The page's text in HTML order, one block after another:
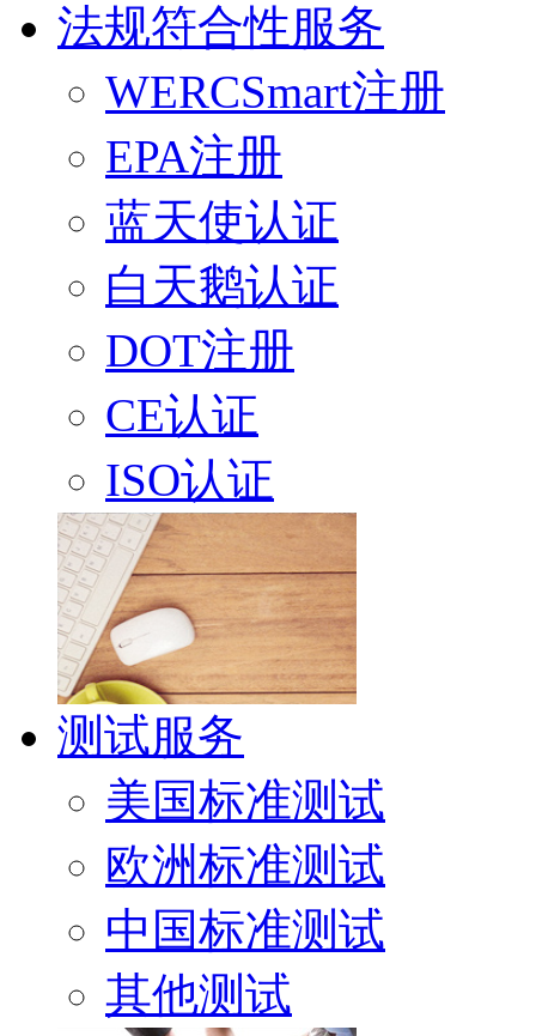
法规符合性服务
WERCSmart注册
EPA注册
蓝天使认证
白天鹅认证
DOT注册
CE认证
ISO认证
测试服务
美国标准测试
欧洲标准测试
中国标准测试
其他测试